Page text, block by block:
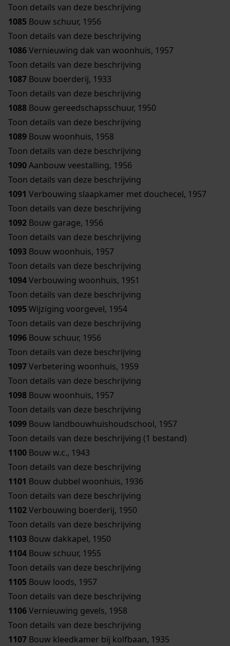
Toon details van deze beschrijving
1085 Bouw schuur, 1956
Toon details van deze beschrijving
1086Vernieuwing dak van woonhuis, 1957
Toon details van deze beschrijving
1087 Bouw boerderij, 1933
Toon details van deze beschrijving
1088 Bouw gereedschapsschuur, 1950
Toon details van deze beschrijving
1089 Bouw woonhuis, 1958
Toon details van deze beschrijving
1090Aanbouw veestalling, 1956
Toon details van deze beschrijving
1091 Verbouwing slaapkamer met douchecel, 1957
Toon details van deze beschrijving
1092 Bouw garage, 1956
Toon details van deze beschrijving
1093 Bouw woonhuis, 1957
Toon details van deze beschrijving
1094Verbouwing woonhuis, 1951
Toon details van deze beschrijving
1095Wijziging voorgevel, 1954
Toon details van deze beschrijving
1096 Bouw schuur, 1956
Toon details van deze beschrijving
1097Verbetering woonhuis, 1959
Toon details van deze beschrijving
1098 Bouw woonhuis, 1957
Toon details van deze beschrijving
1099 Bouw landbouwhuishoudschool, 1957
Toon details van deze beschrijving (1 bestand)
1100 Bouw w.c., 1943
Toon details van deze beschrijving
1101 Bouw dubbel woonhuis, 1936
Toon details van deze beschrijving
1102Verbouwing boerderij, 1950
Toon details van deze beschrijving
1103 Bouw dakkapel, 1950
1104 Bouw schuur, 1955
Toon details van deze beschrijving
1105 Bouw loods, 1957
Toon details van deze beschrijving
1106Vernieuwing gevels, 1958
Toon details van deze beschrijving
1107 Bouw kleedkamer bij kolfbaan, 1935